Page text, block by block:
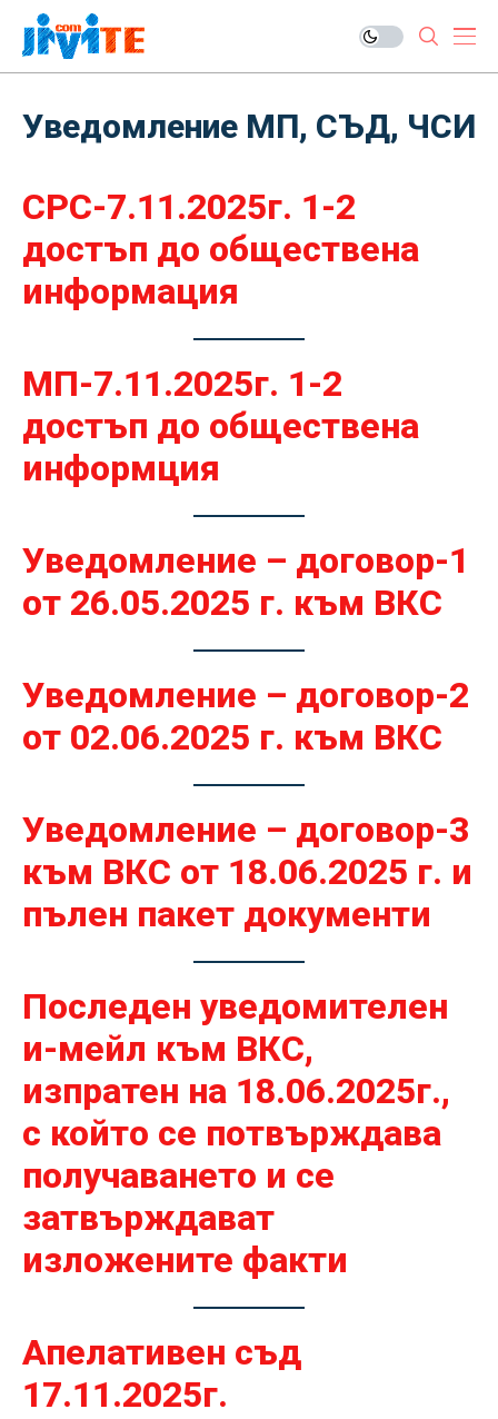
Уведомление МП, СЪД, ЧСИ
СРС-7.11.2025г. 1-2
достъп до обществена
информация
МП-7.11.2025г. 1-2
достъп до обществена
информция
Уведомление – договор-1
от 26.05.2025 г. към ВКС
Уведомление – договор-2
от 02.06.2025 г. към ВКС
Уведомление – договор-3
към ВКС от 18.06.2025 г. и
пълен пакет документи
Последен уведомителен
и-мейл към ВКС,
изпратен на 18.06.2025г.,
с който се потвърждава
получаването и се
затвърждават
изложените факти
Апелативен съд
17.11.2025г.